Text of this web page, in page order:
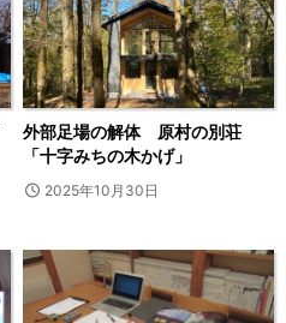
外部足場の解体 原村の別荘
「十字みちの木かげ」
2025年10月30日